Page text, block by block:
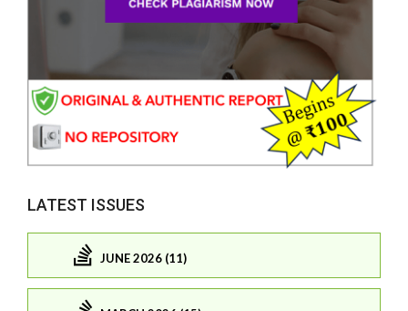
LATEST ISSUES
JUNE 2026 (11)